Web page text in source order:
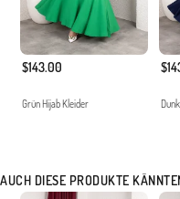
$143.00
Grün Hijab Kleider
AUCH DIESE PRODUKTE